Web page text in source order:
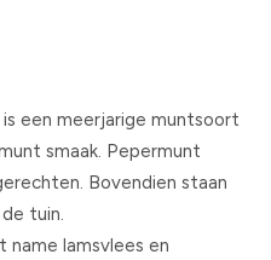
een meerjarige muntsoort
smaak. Pepermunt
Bovendien staan
tuin.
name lamsvlees en